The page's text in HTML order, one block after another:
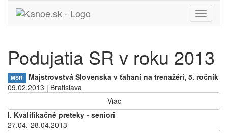
Toggle
Podujatia SR v roku 2013
MSR
Majstrovstvá Slovenska v ťahaní na trenažéri, 5. ročník
09.02.2013 | Bratislava
Viac
I. Kvalifikačné preteky - seniori
27.04.-28.04.2013